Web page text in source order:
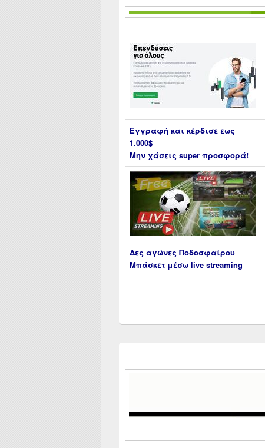
Εγγραφή και κέρδισε εως
1.000$
Μην χάσεις super προσφορά!
Δες αγώνες Ποδοσφαίρου
Μπάσκετ μέσω live streaming